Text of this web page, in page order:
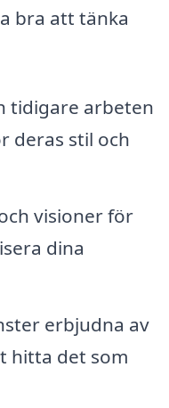
bra att tänka
tidigare arbeten
deras stil och
visioner för
dina
erbjudna av
hitta det som